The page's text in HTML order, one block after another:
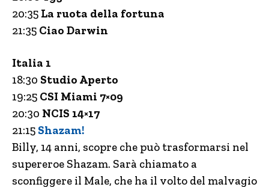
20:35 La ruota della fortuna
21:35 Ciao Darwin
Italia 1
18:30 Studio Aperto
19:25 CSI Miami 7×09
20:30 NCIS 14×17
21:15 Shazam!
Billy, 14 anni, scopre che può trasformarsi nel
supereroe Shazam. Sarà chiamato a
sconfiggere il Male, che ha il volto del malvagio